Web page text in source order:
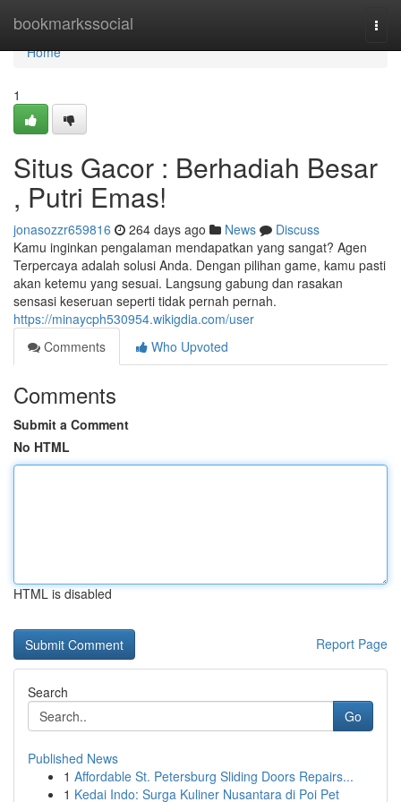
bookmarkssocial
Home
Home
1
Situs Gacor : Berhadiah Besar
, Putri Emas!
jonasozzr659816 264 days ago News
Discuss
Kamu inginkan pengalaman mendapatkan yang sangat? Agen
Terpercaya adalah solusi Anda. Dengan pilihan game, kamu pasti
akan ketemu yang sesuai. Langsung gabung dan rasakan
sensasi keseruan seperti tidak pernah pernah.
https://minaycph530954.wikigdia.com/user
Comments
Who Upvoted
Comments
Submit a Comment
No HTML
HTML is disabled
Report Page
Search
Go
Published News
1 Affordable St. Petersburg Sliding Doors Repairs...
1 Kedai Indo: Surga Kuliner Nusantara di Poi Pet